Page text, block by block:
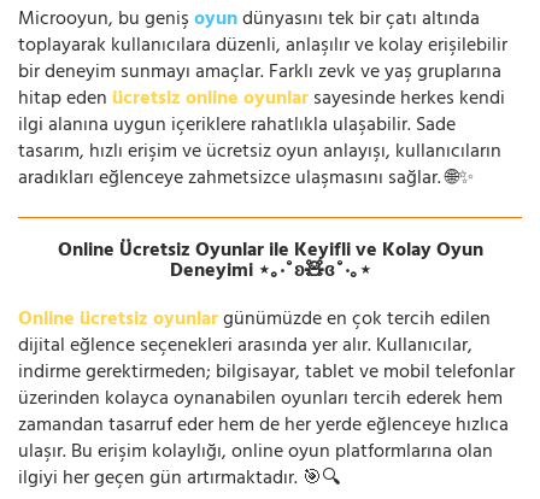
Microoyun, bu genişoyundünyasını tek bir çatı altında
toplayarak kullanıcılara düzenli, anlaşılır ve kolay erişilebilir
bir deneyim sunmayı amaçlar. Farklı zevk ve yaş gruplarına
hitap eden ücretsiz online oyunlarsayesinde herkes kendi
ilgi alanına uygun içeriklere rahatlıkla ulaşabilir. Sade
tasarım, hızlı erişim ve ücretsiz oyun anlayışı, kullanıcıların
aradıkları eğlenceye zahmetsizce ulaşmasını sağlar. 🌐✨
Online Ücretsiz Oyunlar ile Keyifli ve Kolay Oyun
Deneyimi ⋆｡‧˚ʚ🧸ɞ˚‧｡⋆
Online ücretsiz oyunlargünümüzde en çok tercih edilen
dijital eğlence seçenekleri arasında yer alır. Kullanıcılar,
indirme gerektirmeden; bilgisayar, tablet ve mobil telefonlar
üzerinden kolayca oynanabilen oyunları tercih ederek hem
zamandan tasarruf eder hem de her yerde eğlenceye hızlıca
ulaşır. Bu erişim kolaylığı, online oyun platformlarına olan
ilgiyi her geçen gün artırmaktadır. 🎯🔍